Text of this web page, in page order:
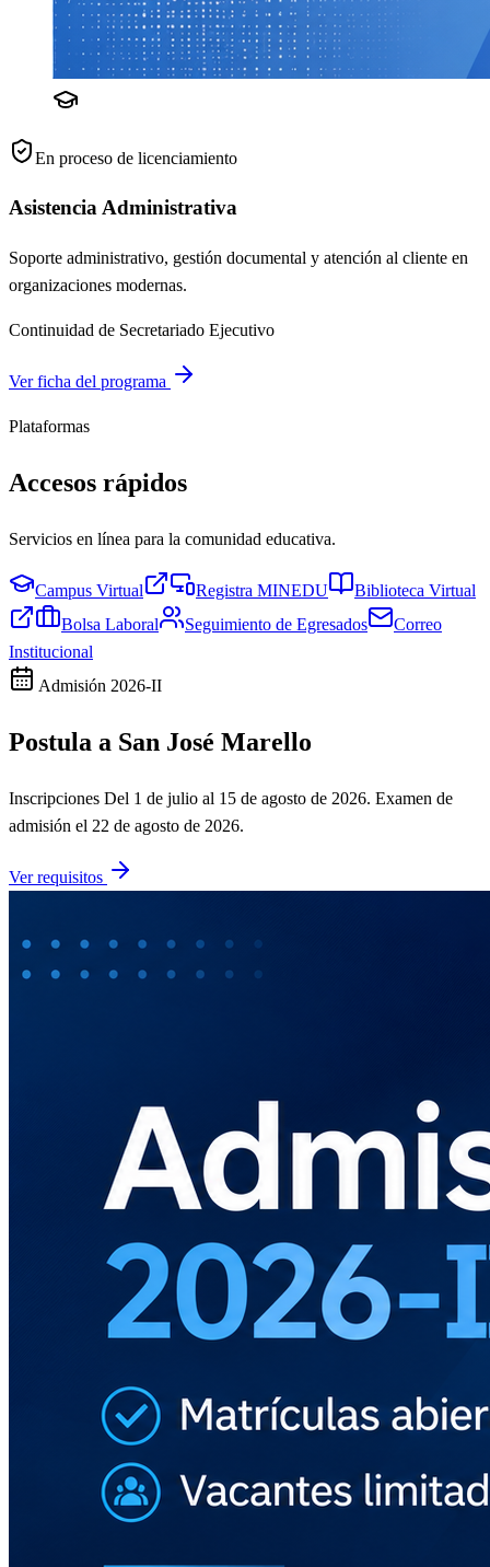
En proceso de licenciamiento
Asistencia Administrativa
Soporte administrativo, gestión documental y atención al cliente en
organizaciones modernas.
Continuidad de Secretariado Ejecutivo
Ver ficha del programa
Plataformas
Accesos rápidos
Servicios en línea para la comunidad educativa.
Campus Virtual Registra MINEDU
Biblioteca Virtual
Bolsa Laboral
Seguimiento de Egresados
Correo
Institucional
Admisión 2026-II
Postula a San José Marello
Inscripciones Del 1 de julio al 15 de agosto de 2026. Examen de
admisión el 22 de agosto de 2026.
Ver requisitos